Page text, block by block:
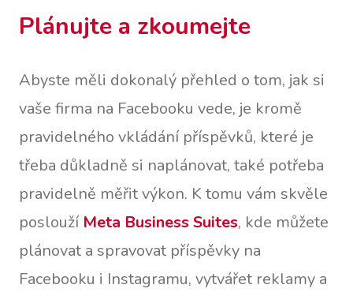
Plánujte a zkoumejte
Abyste měli dokonalý přehled o tom, jak si
vaše firma na Facebooku vede, je kromě
pravidelného vkládání příspěvků, které je
třeba důkladně si naplánovat, také potřeba
pravidelně měřit výkon. K tomu vám skvěle
poslouží Meta Business Suites, kde můžete
plánovat a spravovat příspěvky na
Facebooku i Instagramu, vytvářet reklamy a